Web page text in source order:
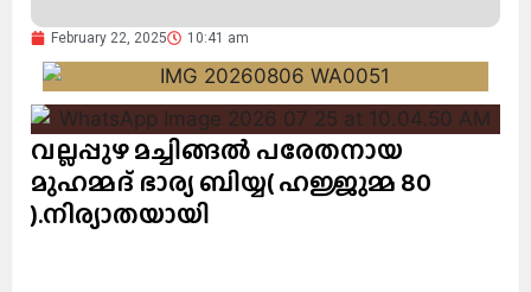
February 22, 2025 10:41 am
വല്ലപ്പുഴ മച്ചിങ്ങൽ പരേതനായ
മുഹമ്മദ് ഭാര്യ ബിയ്യ( ഹജ്ജുമ്മ 80
).നിര്യാതയായി